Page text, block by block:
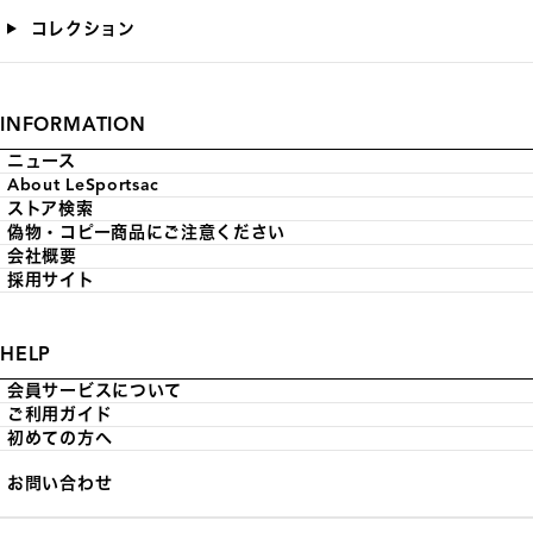
コレクション
INFORMATION
ニュース
About LeSportsac
ストア検索
偽物・コピー商品にご注意ください
会社概要
採用サイト
HELP
会員サービスについて
ご利用ガイド
初めての方へ
お問い合わせ